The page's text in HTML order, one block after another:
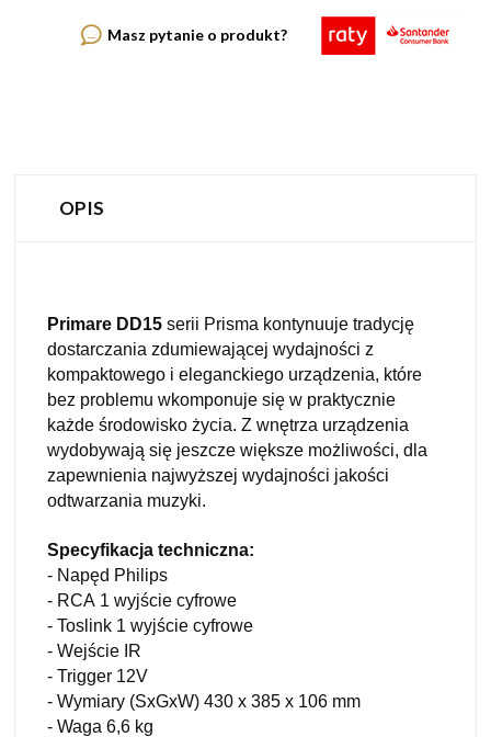
Masz pytanie o produkt?
OPIS
Primare DD15 serii Prisma kontynuuje tradycję
dostarczania zdumiewającej wydajności z
kompaktowego i eleganckiego urządzenia, które
bez problemu wkomponuje się w praktycznie
każde środowisko życia. Z wnętrza urządzenia
wydobywają się jeszcze większe możliwości, dla
zapewnienia najwyższej wydajności jakości
odtwarzania muzyki.
Specyfikacja techniczna:
- Napęd Philips
- RCA 1 wyjście cyfrowe
- Toslink 1 wyjście cyfrowe
- Wejście IR
- Trigger 12V
- Wymiary (SxGxW) 430 x 385 x 106 mm
- Waga 6,6 kg